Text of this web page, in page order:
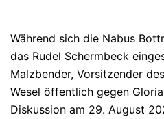
Während sich die Nabus
das Rudel Schermbeck
Malzbender, Vorsitzender
Wesel öffentlich gegen
Diskussion am 29. August